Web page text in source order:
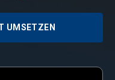
UMSETZEN